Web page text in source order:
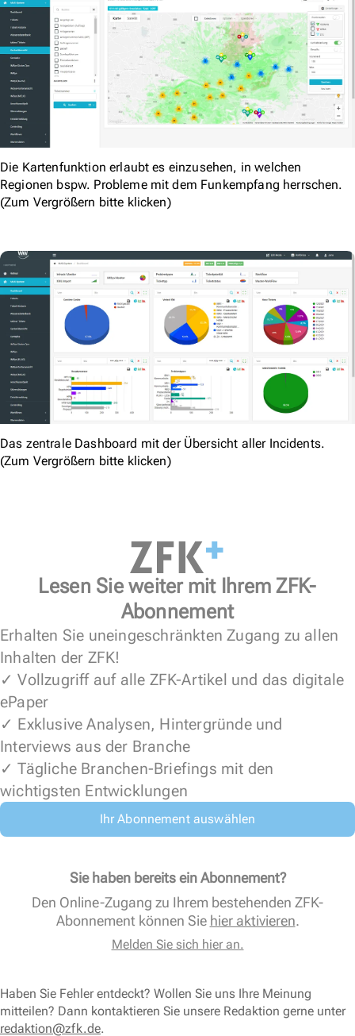
Die Kartenfunktion erlaubt es einzusehen, in welchen
Regionen bspw. Probleme mit dem Funkempfang herrschen.
(Zum Vergrößern bitte klicken)
Das zentrale Dashboard mit der Übersicht aller Incidents.
(Zum Vergrößern bitte klicken)
Lesen Sie weiter mit Ihrem ZFK-
Abonnement
Erhalten Sie uneingeschränkten Zugang zu allen
Inhalten der ZFK!
✓ Vollzugriff auf alle ZFK-Artikel und das digitale
ePaper
✓ Exklusive Analysen, Hintergründe und
Interviews aus der Branche
✓ Tägliche Branchen-Briefings mit den
wichtigsten Entwicklungen
Ihr Abonnement auswählen
Sie haben bereits ein Abonnement?
Den Online-Zugang zu Ihrem bestehenden ZFK-
Abonnement können Sie hier aktivieren.
Melden Sie sich hier an.
Haben Sie Fehler entdeckt? Wollen Sie uns Ihre Meinung
mitteilen? Dann kontaktieren Sie unsere Redaktion gerne unter
redaktion@zfk.de.